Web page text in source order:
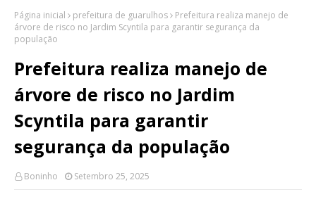
Página inicial prefeitura de guarulhos
Prefeitura realiza manejo de
árvore de risco no Jardim Scyntila para garantir segurança da
população
Prefeitura realiza manejo de
árvore de risco no Jardim
Scyntila para garantir
segurança da população
Boninho Setembro 25, 2025